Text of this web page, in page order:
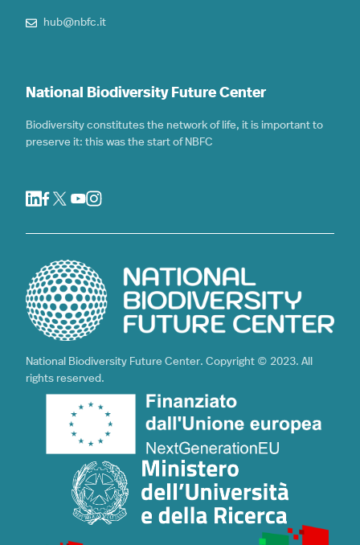
hub@nbfc.it
National Biodiversity Future Center
Biodiversity constitutes the network of life, it is important to
preserve it: this was the start of NBFC
National Biodiversity Future Center. Copyright © 2023. All
rights reserved.